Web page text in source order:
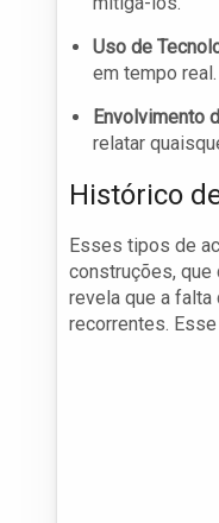
Uso de
em tempo real.
Envolvimento
relatar
Histórico
Esses tipos de
construções,
revela que a
recorrentes.